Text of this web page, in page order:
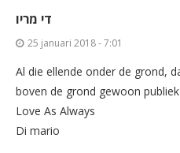
די מריו
25 januari 2018 - 7:01
Al die ellende onder de grond,
boven de grond gewoon
Love As Always
Di mario